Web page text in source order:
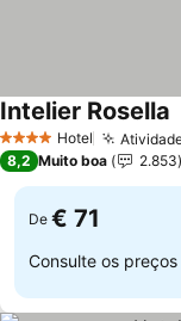
4 EstrelasHotel
Intelier Rosella
8,2 Muito boa 2.853
De € 71
Consulte os